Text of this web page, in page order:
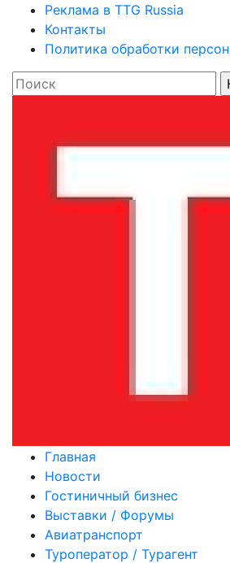
Реклама в TTG Russia
Контакты
Политика обработки
Главная
Новости
Гостиничный бизнес
Выставки / Форумы
Авиатранспорт
Туроператор / Турагент